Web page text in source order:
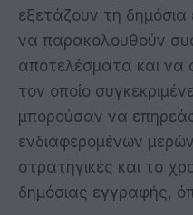
εξετάζουν τη
να παρακολουθούν
αποτελέσματα και να
τον οποίο
μπορούσαν να
ενδιαφερομένων
στρατηγικές και το
δημόσιας εγγραφής,